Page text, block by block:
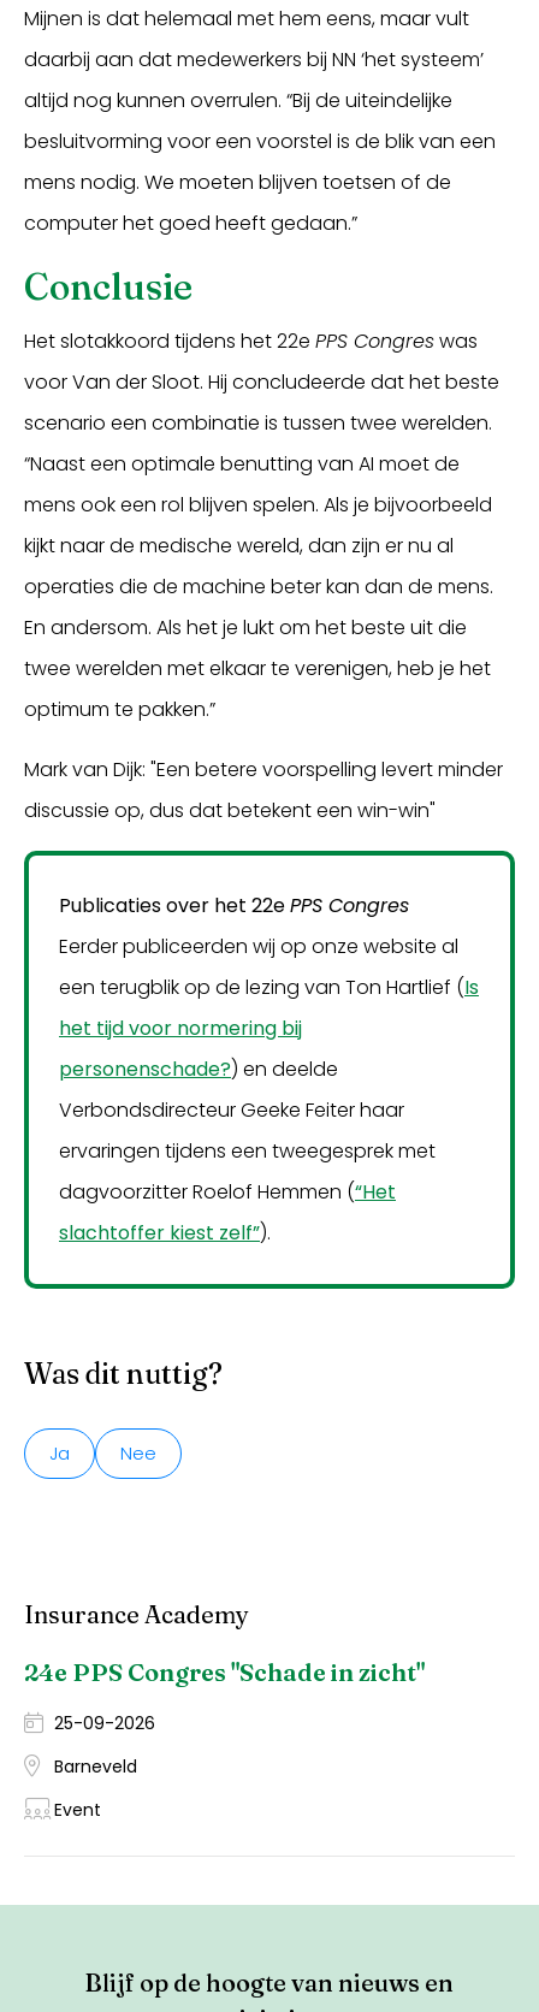
Mijnen is dat helemaal met hem eens, maar vult
daarbij aan dat medewerkers bij NN ‘het systeem’
altijd nog kunnen overrulen. “Bij de uiteindelijke
besluitvorming voor een voorstel is de blik van een
mens nodig. We moeten blijven toetsen of de
computer het goed heeft gedaan.”
Conclusie
Het slotakkoord tijdens het 22e PPS Congreswas
voor Van der Sloot. Hij concludeerde dat het beste
scenario een combinatie is tussen twee werelden.
“Naast een optimale benutting van AI moet de
mens ook een rol blijven spelen. Als je bijvoorbeeld
kijkt naar de medische wereld, dan zijn er nu al
operaties die de machine beter kan dan de mens.
En andersom. Als het je lukt om het beste uit die
twee werelden met elkaar te verenigen, heb je het
optimum te pakken.”
Mark van Dijk: "Een betere voorspelling levert minder
discussie op, dus dat betekent een win-win"
Publicaties over het 22ePPS Congres
Eerder publiceerden wij op onze website al
een terugblik op de lezing van Ton Hartlief (Is
het tijd voor normering bij
personenschade?) en deelde
Verbondsdirecteur Geeke Feiter haar
ervaringen tijdens een tweegesprek met
dagvoorzitter Roelof Hemmen (“Het
slachtoffer kiest zelf”).
Was dit nuttig?
Ja Nee
Insurance Academy
24e PPS Congres "Schade in zicht"
25-09-2026
Barneveld
Event
Blijf op de hoogte van nieuws en